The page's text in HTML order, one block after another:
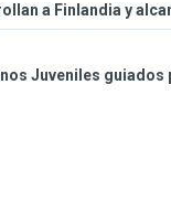
a Finlandia y
Juveniles guiados